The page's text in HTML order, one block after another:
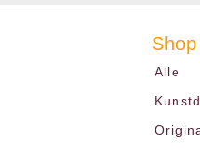
Shop
Alle